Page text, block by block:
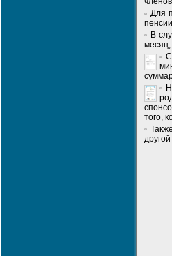
Для
В
месяц,
того,